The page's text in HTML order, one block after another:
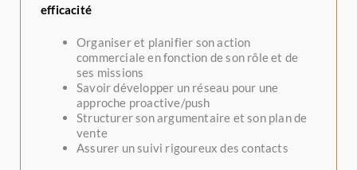
efficacité
Organiser et planifier son action
commerciale en fonction de son rôle et de
ses missions
Savoir développer un réseau pour une
approche proactive/push
Structurer son argumentaire et son plan de
vente
Assurer un suivi rigoureux des contacts